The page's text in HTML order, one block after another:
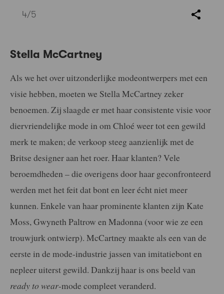
4/5
Stella McCartney
Als we het over uitzonderlijke modeontwerpers met een
visie hebben, moeten we Stella McCartney zeker
benoemen. Zij slaagde er met haar consistente visie voor
diervriendelijke mode in om Chloé weer tot een gewild
merk te maken; de verkoop steeg aanzienlijk met de
Britse designer aan het roer. Haar klanten? Vele
beroemdheden – die overigens door haar geconfronteerd
werden met het feit dat bont en leer écht niet meer
kunnen. Enkele van haar prominente klanten zijn Kate
Moss, Gwyneth Paltrow en Madonna (voor wie ze een
trouwjurk ontwierp). McCartney maakte als een van de
eerste in de mode-industrie jassen van imitatiebont en
nepleer uiterst gewild. Dankzij haar is ons beeld van
ready to wear-mode compleet veranderd.